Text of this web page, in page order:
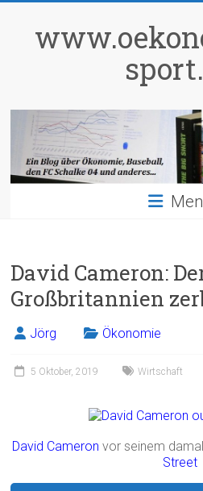
springen
David Cameron:
Großbritannien
Jörg Ökonomie
5 Oktober, 2019 Wirtschaft
David Cameron vor seinem
Street